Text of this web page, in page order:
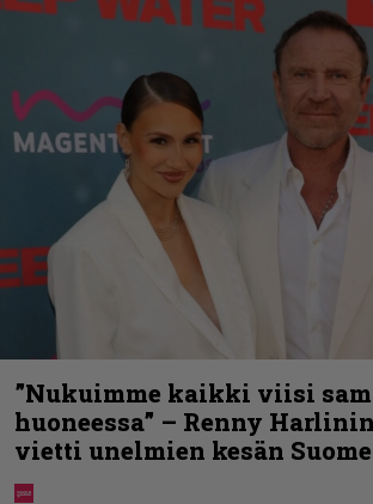
”Nukuimme kaikki viisi
huoneessa” – Renny
vietti unelmien kesän